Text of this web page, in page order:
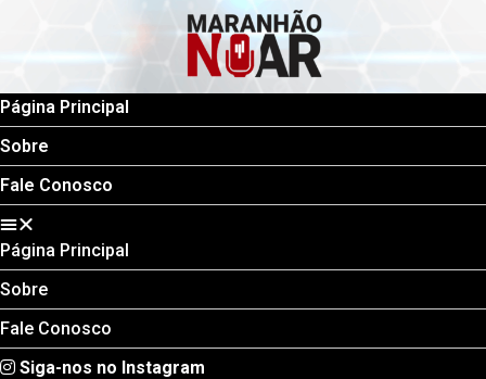
Página Principal
Sobre
Fale Conosco
Página Principal
Sobre
Fale Conosco
Siga-nos no Instagram